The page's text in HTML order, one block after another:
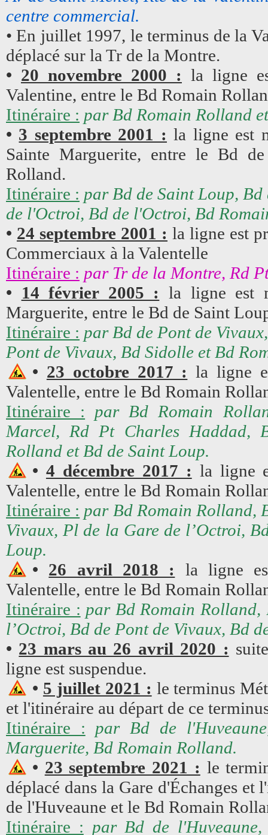
centre commercial.
• En juillet 1997, le terminus de la
déplacé sur la Tr de la Montre.
• 20 novembre 2000 : la ligne
Valentine, entre le Bd Romain
Itinéraire : par Bd Romain Rolland
• 3 septembre 2001 : la ligne est
Sainte Marguerite, entre le Bd
Rolland.
Itinéraire : par Bd de Saint Loup,
de l'Octroi, Bd de l'Octroi, Bd
• 24 septembre 2001 : la ligne est
Commerciaux à la Valentelle
Itinéraire : par Tr de la Montre, Rd
• 14 février 2005 :
la ligne est
Marguerite, entre le Bd de Saint
Itinéraire : par Bd de Pont de
Pont de Vivaux, Bd Sidolle et Bd
• 23 octobre 2017 : la ligne
Valentelle, entre le Bd Romain
Itinéraire :
par Bd Romain
Marcel, Rd Pt Charles Haddad,
Rolland et Bd de Saint Loup.
• 4 décembre 2017 : la ligne
Valentelle, entre le Bd Romain
Itinéraire : par Bd Romain Rolland,
Vivaux, Pl de la Gare de l’Octroi,
Loup.
• 26 avril 2018 :
la ligne
Valentelle, entre le Bd Romain
Itinéraire : par Bd Romain Rolland,
l’Octroi, Bd de Pont de Vivaux, Bd
• 23 mars au 26 avril 2020 :
ligne est suspendue.
• 5 juillet 2021 : le terminus
et l'itinéraire au départ de ce
Itinéraire :
par Bd de
Marguerite, Bd Romain Rolland.
• 23 septembre 2021 : le
déplacé dans la Gare d'Échanges
de l'Huveaune et le Bd Romain
Itinéraire : par Bd de l'Huveaune,